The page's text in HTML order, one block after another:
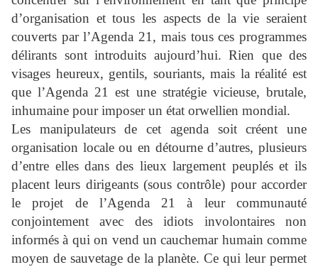
d’organisation et tous les aspects de la vie seraient
couverts par l’Agenda 21, mais tous ces programmes
délirants sont introduits aujourd’hui. Rien que des
visages heureux, gentils, souriants, mais la réalité est
que l’Agenda 21 est une stratégie vicieuse, brutale,
inhumaine pour imposer un état orwellien mondial.
Les manipulateurs de cet agenda soit créent une
organisation locale ou en détourne d’autres, plusieurs
d’entre elles dans des lieux largement peuplés et ils
placent leurs dirigeants (sous contrôle) pour accorder
le projet de l’Agenda 21 à leur communauté
conjointement avec des idiots involontaires non
informés à qui on vend un cauchemar humain comme
moyen de sauvetage de la planète. Ce qui leur permet